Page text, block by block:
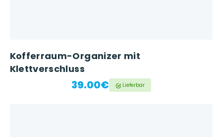
Kofferraum-Organizer mit
Klettverschluss
39.00€ Lieferbar